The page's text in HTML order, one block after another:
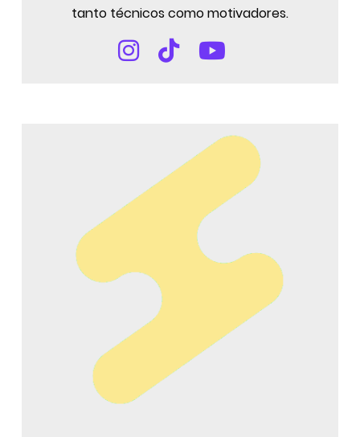
tanto técnicos como motivadores.